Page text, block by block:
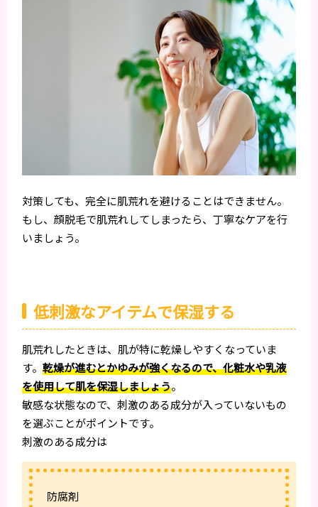
対策しても、完全に肌荒れを避けることはできません。
もし、顔脱毛で肌荒れしてしまったら、丁寧なケアを行
いましょう。
低刺激なアイテムで保湿する
肌荒れしたときは、肌が特に乾燥しやすくなっていま
す。乾燥が進むとかゆみが強くなるので、化粧水や乳液
を使用して肌を保湿しましょう。
敏感な状態なので、刺激のある成分が入っていないもの
を選ぶことがポイントです。
刺激のある成分は
防腐剤